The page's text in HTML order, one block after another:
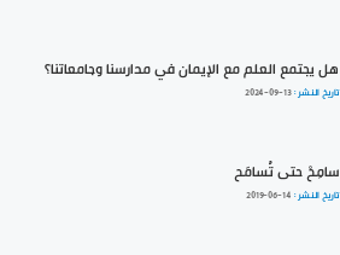
هل يجتمع العلم مع الإيمان في مدارسنا وجامعاتنا؟
تاريخ النشر :2024-09-13
سامِحْ حتى تُسامَح
تاريخ النشر : 2019-06-14